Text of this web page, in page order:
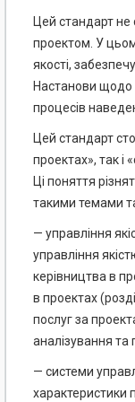
Цей стандарт
проектом. У
якості,
Настанови щодо
процесів
Цей стандарт
проектах», так і
Ці поняття
такими темами
— управління
управління
керівництва в
в проектах
послуг за
аналізування та
— системи
характеристики